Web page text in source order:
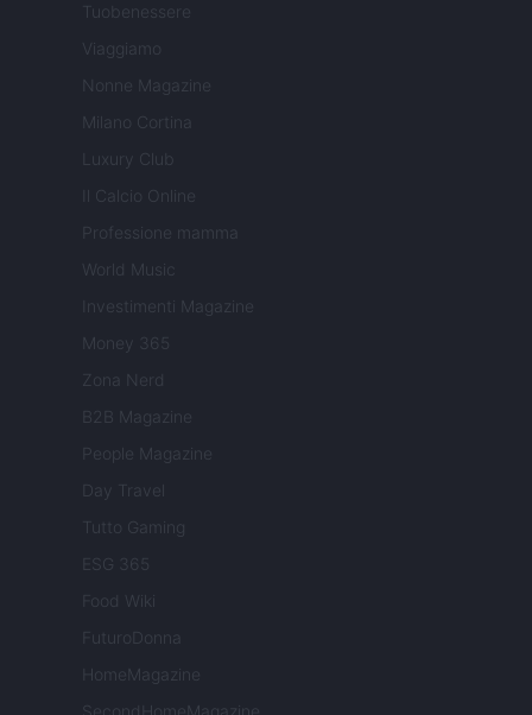
Tuobenessere
Viaggiamo
Nonne Magazine
Milano Cortina
Luxury Club
Il Calcio Online
Professione mamma
World Music
Investimenti Magazine
Money 365
Zona Nerd
B2B Magazine
People Magazine
Day Travel
Tutto Gaming
ESG 365
Food Wiki
FuturoDonna
HomeMagazine